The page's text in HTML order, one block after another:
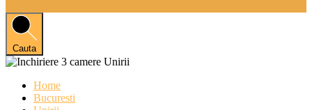
Cauta
Home
Bucuresti